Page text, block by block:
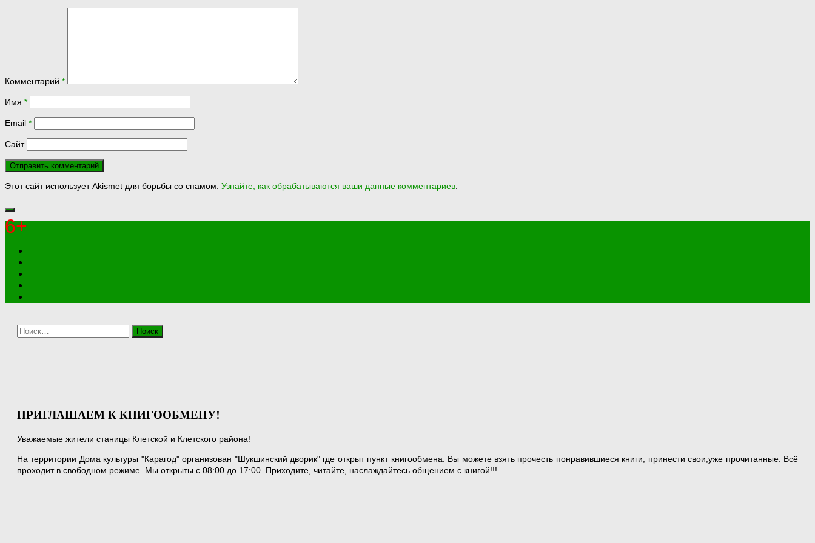
Комментарий *
Имя *
Email *
Сайт
Этот сайт использует Akismet для борьбы со спамом. Узнайте, как обрабатываются ваши данные комментариев.
6+
Найти:
ПРИГЛАШАЕМ К КНИГООБМЕНУ!
Уважаемые жители станицы Клетской и Клетского района!
На территории Дома культуры "Карагод" организован "Шукшинский дворик" где открыт пункт книгообмена. Вы можете взять прочесть понравившиеся книги, принести свои,уже прочитанные. Всё
проходит в свободном режиме. Мы открыты с 08:00 до 17:00. Приходите, читайте, наслаждайтесь общением с книгой!!!